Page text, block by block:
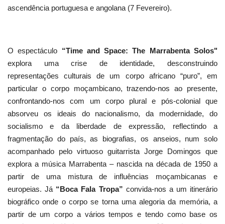
ascendência portuguesa e angolana (7 Fevereiro).
O espectáculo “Time and Space: The Marrabenta Solos"
explora uma crise de identidade, desconstruindo
representações culturais de um corpo africano “puro”, em
particular o corpo moçambicano, trazendo-nos ao presente,
confrontando-nos com um corpo plural e pós-colonial que
absorveu os ideais do nacionalismo, da modernidade, do
socialismo e da liberdade de expressão, reflectindo a
fragmentação do país, as biografias, os anseios, num solo
acompanhado pelo virtuoso guitarrista Jorge Domingos que
explora a música Marrabenta – nascida na década de 1950 a
partir de uma mistura de influências moçambicanas e
europeias. Já “Boca Fala Tropa” convida-nos a um itinerário
biográfico onde o corpo se torna uma alegoria da memória, a
partir de um corpo a vários tempos e tendo como base os